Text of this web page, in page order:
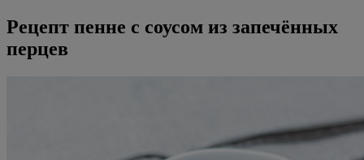
Рецепт пенне с соусом из запечённых
перцев